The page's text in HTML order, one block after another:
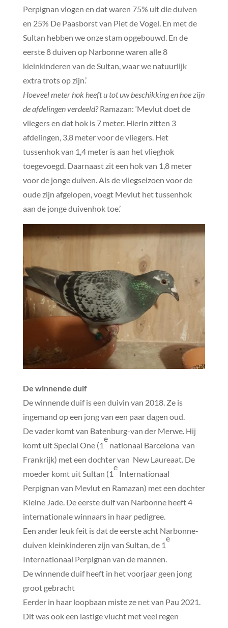
Perpignan vlogen en dat waren 75% uit die duiven
en 25% De Paasborst van Piet de Vogel. En met de
Sultan hebben we onze stam opgebouwd. En de
eerste 8 duiven op Narbonne waren alle 8
kleinkinderen van de Sultan, waar we natuurlijk
extra trots op zijn.’
Hoeveel meter hok heeft u tot uw beschikking en hoe zijn
de afdelingen verdeeld?Ramazan: ‘Mevlut doet de
vliegers en dat hok is 7 meter. Hierin zitten 3
afdelingen, 3,8 meter voor de vliegers. Het
tussenhok van 1,4 meter is aan het vlieghok
toegevoegd. Daarnaast zit een hok van 1,8 meter
voor de jonge duiven. Als de vliegseizoen voor de
oude zijn afgelopen, voegt Mevlut het tussenhok
aan de jonge duivenhok toe.’
De winnende duif
De winnende duif is een duivin van 2018. Ze is
ingemand op een jong van een paar dagen oud.
De vader komt van Batenburg-van der Merwe. Hij
komt uit Special One (1
e
nationaal Barcelona van
Frankrijk) met een dochter van New Laureaat. De
moeder komt uit Sultan (1
e
Internationaal
Perpignan van Mevlut en Ramazan) met een dochter
Kleine Jade. De eerste duif van Narbonne heeft 4
internationale winnaars in haar pedigree.
Een ander leuk feit is dat de eerste acht Narbonne-
duiven kleinkinderen zijn van Sultan, de 1
e
Internationaal Perpignan van de mannen.
De winnende duif heeft in het voorjaar geen jong
groot gebracht
Eerder in haar loopbaan miste ze net van Pau 2021.
Dit was ook een lastige vlucht met veel regen